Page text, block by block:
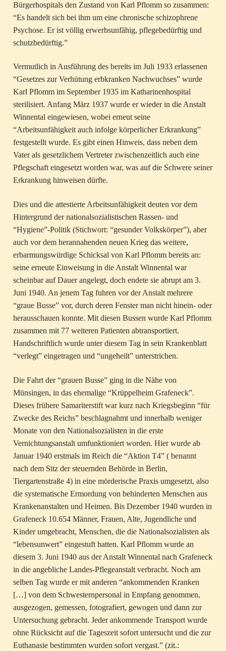
Bürgerhospitals den Zustand von Karl Pflomm so zusammen:
“Es handelt sich bei ihm um eine chronische schizophrene
Psychose. Er ist völlig erwerbsunfähig, pflegebedürftig und
schutzbedürftig.”
Vermutlich in Ausführung des bereits im Juli 1933 erlassenen
“Gesetzes zur Verhütung erbkranken Nachwuchses” wurde
Karl Pflomm im September 1935 im Katharinenhospital
sterilisiert. Anfang März 1937 wurde er wieder in die Anstalt
Winnental eingewiesen, wobei erneut seine
“Arbeitsunfähigkeit auch infolge körperlicher Erkrankung”
festgestellt wurde. Es gibt einen Hinweis, dass neben dem
Vater als gesetzlichem Vertreter zwischenzeitlich auch eine
Pflegschaft eingesetzt worden war, was auf die Schwere seiner
Erkrankung hinweisen dürfte.
Dies und die attestierte Arbeitsunfähigkeit deuten vor dem
Hintergrund der nationalsozialistischen Rassen- und
“Hygiene”-Politik (Stichwort: “gesunder Volkskörper”), aber
auch vor dem herannahenden neuen Krieg das weitere,
erbarmungswürdige Schicksal von Karl Pflomm bereits an:
seine erneute Einweisung in die Anstalt Winnental war
scheinbar auf Dauer angelegt, doch endete sie abrupt am 3.
Juni 1940. An jenem Tag fuhren vor der Anstalt mehrere
“graue Busse” vor, durch deren Fenster man nicht hinein- oder
herausschauen konnte. Mit diesen Bussen wurde Karl Pflomm
zusammen mit 77 weiteren Patienten abtransportiert.
Handschriftlich wurde unter diesem Tag in sein Krankenblatt
“verlegt” eingetragen und “ungeheilt” unterstrichen.
Die Fahrt der “grauen Busse” ging in die Nähe von
Münsingen, in das ehemalige “Krüppelheim Grafeneck”.
Dieses frühere Samariterstift war kurz nach Kriegsbeginn “für
Zwecke des Reichs” beschlagnahmt und innerhalb weniger
Monate von den Nationalsozialisten in die erste
Vernichtungsanstalt umfunktioniert worden. Hier wurde ab
Januar 1940 erstmals im Reich die “Aktion T4” ( benannt
nach dem Sitz der steuernden Behörde in Berlin,
Tiergartenstraße 4) in eine mörderische Praxis umgesetzt, also
die systematische Ermordung von behinderten Menschen aus
Krankenanstalten und Heimen. Bis Dezember 1940 wurden in
Grafeneck 10.654 Männer, Frauen, Alte, Jugendliche und
Kinder umgebracht, Menschen, die die Nationalsozialisten als
“lebensunwert” eingestuft hatten. Karl Pflomm wurde an
diesem 3. Juni 1940 aus der Anstalt Winnental nach Grafeneck
in die angebliche Landes-Pflegeanstalt verbracht. Noch am
selben Tag wurde er mit anderen “ankommenden Kranken
[…] von dem Schwesternpersonal in Empfang genommen,
ausgezogen, gemessen, fotografiert, gewogen und dann zur
Untersuchung gebracht. Jeder ankommende Transport wurde
ohne Rücksicht auf die Tageszeit sofort untersucht und die zur
Euthanasie bestimmten wurden sofort vergast.” (zit.: